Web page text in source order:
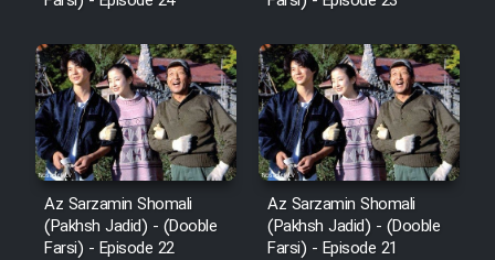
Az Sarzamin Shomali
(Pakhsh Jadid) - (Dooble
Farsi) - Episode 22
Az Sarzamin Shomali
(Pakhsh Jadid) - (Dooble
Farsi) - Episode 21